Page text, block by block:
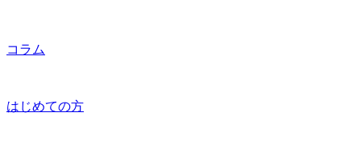
コラム
はじめての方